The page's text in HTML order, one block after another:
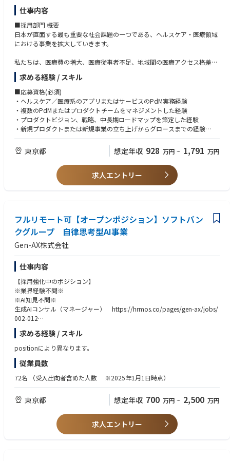
仕事内容
■採用部門 概要
日本が直面する最も重要な社会課題の一つである、ヘルスケア・医療領域
における事業を拡大していきます。
私たちは、医療費の増大、医療従事者不足、地域間の医療アクセス格差、
社会保障制度の持続可能性など、本領域における課題を事業として持続性
を持ったうえで解決するべく、自社が有するソブリンクラウドや国産LLM
などの先端技術、通信事業で培った社会インフラとしての基盤、さらにグ
ループ企業が持つ国内有数の顧客接点を掛け合わせ、国民的なヘルスケア
プラットフォームの創出に挑戦しています。
その第一歩として、外部パートナーとの協業を発表しました。今後は、
ータを安全に管理し、主体的に利活用できる環境を構築していきます。
さらに、AIパーソナルアシスタントによって、日々の健康管理から医療機
関への適切な受診支援までをシームレスにつなぎ、一人ひとりが必要なタ
イミングで最適なサポートを受けられる新たなヘルスケアアプリを立ち上
制、国民の健康寿命の延伸、企業の健康経営支援に貢献していきます。
社会課題の解決と巨大な新規事業の創出を同時に実現する、極めてチャレ
ンジングな領域ですが、日本のヘルスケア・医療の未来を、テクノロジー
と事業の力で本気で変えていく。その挑戦に、ともに取り組む仲間を募集
しています。
■職務内容
【ミッション】
新規ヘルスケアアプリのプロダクトマネジメント責任者としてPdM組織を
率い、「ヘルスケア」「メディカル」「ヘルスケア共創基盤」の3領域を
横断的に統括する。プロダクトの立ち上げ・グロースを通じて事業成長を
牽引する。
【主な業務】
各領域のPdMをマネジメントし、プロダクトビジョン、顧客体験、データ
設計、機能・サービス企画、ロードマップの整合性を担保する。ユーザ
ー、医療機関、自治体、企業、保険者、パートナーなど、多様なステーク
ホルダーへの提供価値を最大化し、複数のサービスやデータが有機的につ
ながるヘルスケアプラットフォームを構築する。経営、事業開発、開発、
デザイン、医療専門職、営業、カスタマーサクセスなどを横断的にリード
し、PdM組織の採用・育成・評価・業務プロセス整備も担う。
【具体的な業務】
求める経験 / スキル
■応募資格(必須)
・ヘルスケア／医療系のアプリまたはサービスのPdM実務経験
・複数のPdMまたはプロダクトチームをマネジメントした経験
・プロダクトビジョン、戦略、中長期ロードマップを策定した経験
・新規プロダクトまたは新規事業の立ち上げからグロースまでの経験
・PRD、要求仕様、要件定義、KPI設計などに関する豊富な経験
・エンジニアリング、デザイン、事業部門と協働したプロダクト開発経験
・組織目標の設定、人材育成、評価、採用などのピープルマネジメント経
・不確実性の高い環境で、自ら方針を定めて組織を前進させた経験
・BtoC、BtoB、BtoG、BtoBtoCを横断するプロダクトの経験
・大規模アプリまたは大規模ユーザー基盤を持つサービスの経験
・プロダクトオペレーションやPdM育成制度の構築経験
・AI、データ分析、レコメンドなどを活用したプロダクト経験
・個人情報保護、医療情報、セキュリティ、医療関連規制に関する知識
東京都 想定年収 928 万円 ~ 1,791 万円
求人エントリー
フルリモート可【オープンポジション】ソフトバン
クグループ 自律思考型AI事業
Gen-AX株式会社
仕事内容
【採用強化中のポジション】
※業界経験不問※
※AI知見不問※
生成AIコンサル（マネージャー） https://hrmos.co/pages/gen-ax/jobs/
002-012
生成AIコンサル（スタッフ） https://hrmos.co/pages/gen-ax/jobs/002-
011
■募集背景
現在コンサル組織5名
取引先の大手クライアント30社超え、外部委託サービスを利用しながら進
めているので、一緒にクライアントの課題解決をしていただける方を採用
元外資大手戦略コンサル：ＡＩの専門性を身に着けたい、組織立ち上げを
求める経験 / スキル
positionにより異なります。
従業員数
72名 （受入出向者含めた人数 ※2025年1月1日時点）
東京都 想定年収 700 万円 ~ 2,500 万円
求人エントリー